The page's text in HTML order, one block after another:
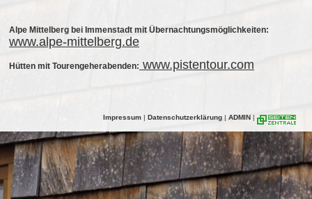
Alpe Mittelberg bei Immenstadt mit Übernachtungsmöglichkeiten:
www.alpe-mittelberg.de
Hütten mit Tourengeherabenden: www.pistentour.com
Impressum | Datenschutzerklärung | ADMIN |